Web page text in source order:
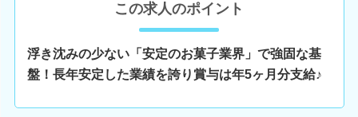
この求人のポイント
浮き沈みの少ない「安定のお菓子業界」で強固な基
盤！長年安定した業績を誇り賞与は年5ヶ月分支給♪